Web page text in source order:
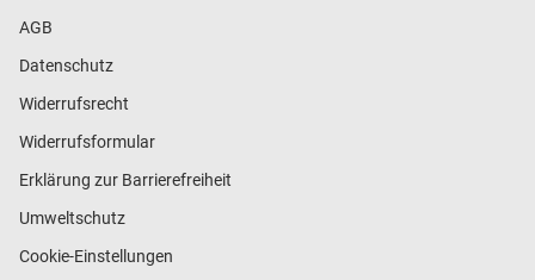
AGB
Datenschutz
Widerrufsrecht
Widerrufsformular
Erklärung zur Barrierefreiheit
Umweltschutz
Cookie-Einstellungen